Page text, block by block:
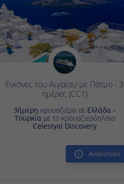
Εικόνες του Αιγαίου με Πάτμο - 3
ημέρες (CC1)
3ήμερηκρουαζιέρα σεΕλλάδα - Τουρκία
με το κρουαζιερόπλοιοCelestyal
Discovery
Αναλυτικά